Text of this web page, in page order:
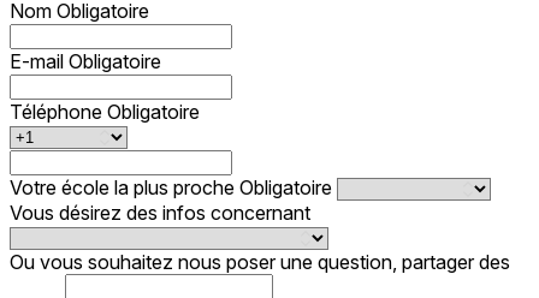
Nom Obligatoire
E-mail Obligatoire
Téléphone Obligatoire
Votre école la plus proche Obligatoire
Vous désirez des infos concernant
Ou vous souhaitez nous poser une question, partager des